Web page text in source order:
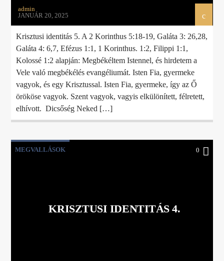
admin
JANUÁR 20, 2025
Krisztusi identitás 5. A 2 Korinthus 5:18-19, Galáta 3: 26,28,
Galáta 4: 6,7, Efézus 1:1, 1 Korinthus. 1:2, Filippi 1:1,
Kolossé 1:2 alapján: Megbékéltem Istennel, és hirdetem a
Vele való megbékélés evangéliumát. Isten Fia, gyermeke
vagyok, és egy Krisztussal. Isten Fia, gyermeke, így az Ő
örököse vagyok. Szent vagyok, vagyis elkülönített, félretett,
elhívott. Dicsőség Neked […]
MEGVALLÁSOK 0
KRISZTUSI IDENTITÁS 4.